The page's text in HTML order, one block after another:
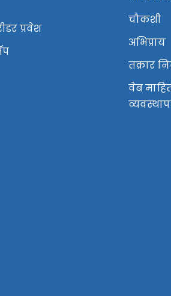
प्रवेश
चौकशी
अभिप्राय
तक्रार
वेब